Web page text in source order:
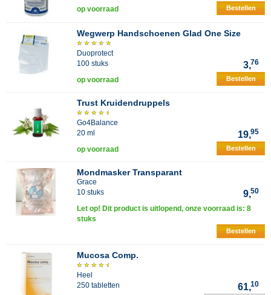
op voorraad Bestellen
Wegwerp Handschoenen Glad One Size
Duoprotect
100 stuks
3,76
op voorraad Bestellen
Trust Kruidendruppels
Go4Balance
20 ml
19,95
op voorraad Bestellen
Mondmasker Transparant
Grace
10 stuks
9,50
Let op! Dit product is uitlopend, onze voorraad is: 8
stuks
Bestellen
Mucosa Comp.
Heel
250 tabletten
61,10